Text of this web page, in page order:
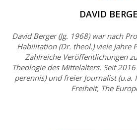
DAVID
David Berger (Jg. 1968) war nach
Habilitation (Dr. theol.) viele Jahre
Zahlreiche Veröffentlichungen
Theologie des Mittelalters. Seit
perennis) und freier Journalist (u.a.
Freiheit, The